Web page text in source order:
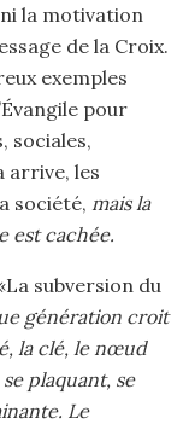
la motivation
de la Croix.
exemples
pour
sociales,
arrive, les
société, mais la
est cachée.
subversion du
génération croit
la clé, le nœud
plaquant, se
Le